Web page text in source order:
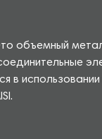
объемный